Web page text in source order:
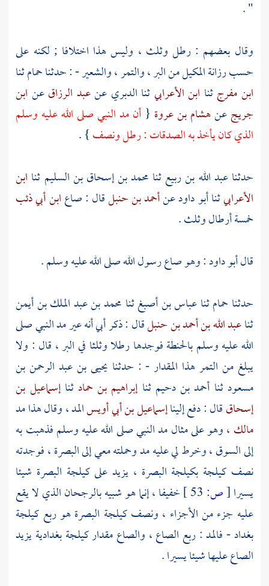
" .
وقال بعضهم : رطل وثلث ، وليس هذا اختلافا ; لكنه على
حسب رزانة المكيل من البر ، والتمر ، والشعير - : حدثناحمامثنا
ابن مفرجثنا ابن الأعرابيثنا الدبري عنعبد الرزاقعن ابن
جريجعنهشام بن عروة { أن مد النبي صلى الله عليه وسلم
الذي كان يأخذ به الصدقات : رطل ونصف} .
حدثناعبد الله بن ربيعثنا محمد بن إسحاق بن السليم ثنا ابن
الأعرابيثناأبو داودعنأحمد بن حنبلقال : صاعابن أبي ذئب
خمسة أرطال وثلث .
قالأبو داود: وهو صاع رسول الله صلى الله عليه وسلم .
حدثنا حمامثناعباس بن أصبغثنا محمد بن عبد الملك بن أيمن
ثناعبد الله بن أحمد بن حنبلقال : ذكر أبي أنه عير مد النبي صلى
الله عليه وسلم بالحنطة فوجدها رطلا وثلثا في البر ، قال : ولا
يبلغ من التمر هذا المقدار - : حدثنا يحيى بن عبد الرحمن بن
مسعودثنا أحمد بن دحيمثناإبراهيم بن حمادثناإسماعيل بن
إسحاققال : دفع إليناإسماعيل بن أبي أويسالمد ، وقال هذا مد
مالك ، وهو على مثال مد النبي صلى الله عليه وسلم فذهبت به
إلى السوق ، وخرط لي عليه مد وحملته معي إلىالبصرة، فوجدته
نصف كيلجة بكيلجة البصرة ، يزيد على كيلجة البصرة شيئا
يسيرا[ص:
خفيفا ، إنما هو شبيه بالرجحان الذي لا يقع
عليه جزء من الأجزاء ، ونصف كيلجة البصرةهو ربع كيلجة
بغداد- فالمد : ربع الصاع ، والصاع مقدار كيلجة بغدادية يزيد
الصاع عليها شيئا يسيرا .